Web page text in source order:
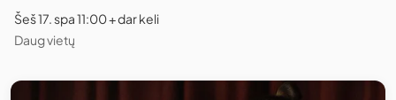
Šeš 17. spa 11:00 + dar keli
Daug vietų